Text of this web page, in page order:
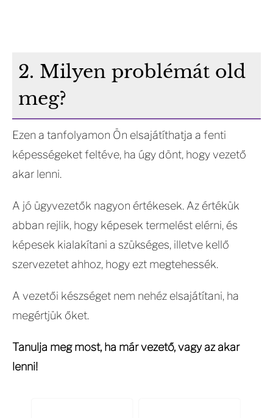
2. Milyen problémát old
meg?
Ezen a tanfolyamon Ön elsajátíthatja a fenti
képességeket feltéve, ha úgy dönt, hogy vezető
akar lenni.
A jó ügyvezetők nagyon értékesek. Az értékük
abban rejlik, hogy képesek termelést elérni, és
képesek kialakítani a szükséges, illetve kellő
szervezetet ahhoz, hogy ezt megtehessék.
A vezetői készséget nem nehéz elsajátítani, ha
megértjük őket.
Tanulja meg most, ha már vezető, vagy az akar
lenni!